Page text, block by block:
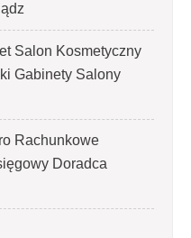
Salon Kosmetyczny
Gabinety Salony
Rachunkowe
Doradca